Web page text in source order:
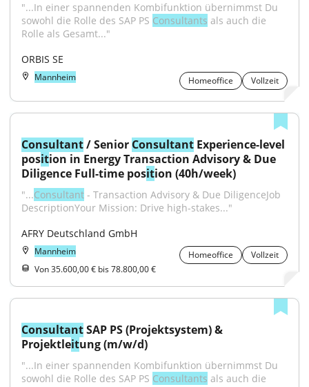
"...In einer spannenden Kombifunktion übernimmst Du
sowohl die Rolle des SAP PS Consultants als auch die
Rolle als Gesamt..."
ORBIS SE
Mannheim Homeoffice Vollzeit
Consultant / Senior Consultant Experience-level
position in Energy Transaction Advisory & Due
Diligence Full-time position (40h/week)
"...Consultant - Transaction Advisory & Due DiligenceJob
DescriptionYour Mission: Drive high-stakes..."
AFRY Deutschland GmbH
Mannheim Homeoffice
Vollzeit
Von 35.600,00 € bis 78.800,00 €
Consultant SAP PS (Projektsystem) &
Projektleitung (m/w/d)
"...In einer spannenden Kombifunktion übernimmst Du
sowohl die Rolle des SAP PS Consultants als auch die